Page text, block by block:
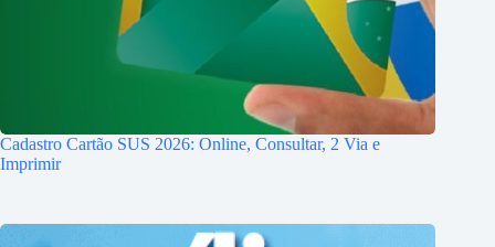
Cadastro Cartão SUS 2026: Online, Consultar, 2 Via e
Imprimir